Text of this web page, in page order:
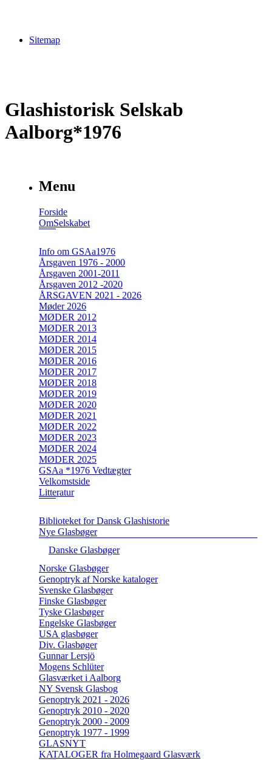
Sitemap
Glashistorisk Selskab
Aalborg*1976
Menu
Forside
OmSelskabet
Info om GSAa1976
Årsgaven 1976 - 2000
Årsgaven 2001-2011
Årsgaven 2012 -2020
ÅRSGAVEN 2021 - 2026
Møder 2026
MØDER 2012
MØDER 2013
MØDER 2014
MØDER 2015
MØDER 2016
MØDER 2017
MØDER 2018
MØDER 2019
MØDER 2020
MØDER 2021
MØDER 2022
MØDER 2023
MØDER 2024
MØDER 2025
GSAa *1976 Vedtægter
Velkomstside
Litteratur
Biblioteket for Dansk Glashistorie
Nye Glasbøger
Danske Glasbøger
Norske Glasbøger
Genoptryk af Norske kataloger
Svenske Glasbøger
Finske Glasbøger
Tyske Glasbøger
Engelske Glasbøger
USA glasbøger
Div. Glasbøger
Gunnar Lersjö
Mogens Schlüter
Glasværket i Aalborg
NY Svensk Glasbog
Genoptryk 2021 - 2026
Genoptryk 2010 - 2020
Genoptryk 2000 - 2009
Genoptryk 1977 - 1999
GLASNYT
KATALOGER fra Holmegaard Glasværk